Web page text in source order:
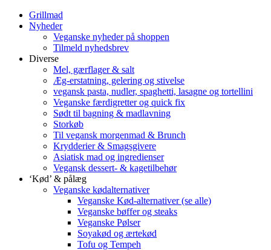
Grillmad
Nyheder
Veganske nyheder på shoppen
Tilmeld nyhedsbrev
Diverse
Mel, gærflager & salt
Æg-erstatning, gelering og stivelse
vegansk pasta, nudler, spaghetti, lasagne og tortellini
Veganske færdigretter og quick fix
Sødt til bagning & madlavning
Storkøb
Til vegansk morgenmad & Brunch
Krydderier & Smagsgivere
Asiatisk mad og ingredienser
Vegansk dessert- & kagetilbehør
‘Kød’ & pålæg
Veganske kødalternativer
Veganske Kød-alternativer (se alle)
Veganske bøffer og steaks
Veganske Pølser
Soyakød og ærtekød
Tofu og Tempeh